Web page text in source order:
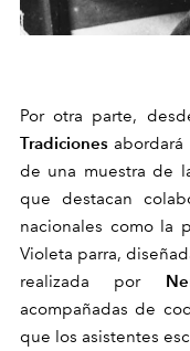
Por otra parte,
Tradiciones abordará
de una muestra de
que destacan
nacionales como la
Violeta parra,
realizada por
acompañadas de
que los asistentes